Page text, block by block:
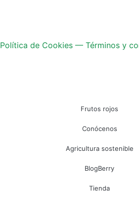
Política de Cookies — Términos y
Frutos rojos
Conócenos
Agricultura sostenible
BlogBerry
Tienda